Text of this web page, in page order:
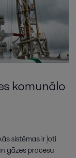
komunālo
sistēmas ir ļoti
gāzes procesu